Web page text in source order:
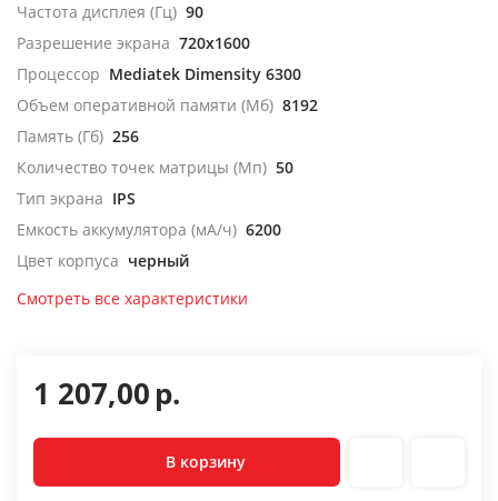
Частота дисплея (Гц) 90
Разрешение экрана 720x1600
Процессор Mediatek Dimensity 6300
Объем оперативной памяти (Мб) 8192
Память (Гб) 256
Количество точек матрицы (Мп) 50
Тип экрана IPS
Емкость аккумулятора (мА/ч) 6200
Цвет корпуса черный
Смотреть все характеристики
1 207,00р.
В корзину